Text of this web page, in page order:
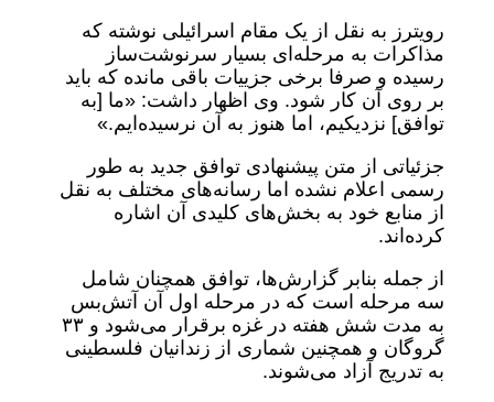
رویترز به نقل از یک مقام اسرائیلی نوشته که
مذاکرات به مرحله‌‌ای بسیار سرنوشت‌ساز
رسیده و صرفا برخی جزییات باقی مانده که باید
بر روی آن کار شود. وی اظهار داشت: «ما [به
توافق] نزدیکیم، اما هنوز به آن نرسیده‌ایم.»
جزئیاتی از متن پیشنهادی توافق جدید به طور
رسمی اعلام نشده اما رسانه‌های مختلف به نقل
از منابع خود به بخش‌های کلیدی آن اشاره
کرده‌اند.
از جمله بنابر گزارش‌ها، توافق همچنان شامل
سه مرحله است که در مرحله اول آن آتش‌بس
به مدت شش هفته در غزه برقرار می‌شود و ۳۳
گروگان و همچنین شماری از زندانیان فلسطینی
به تدریج آزاد می‌شوند.